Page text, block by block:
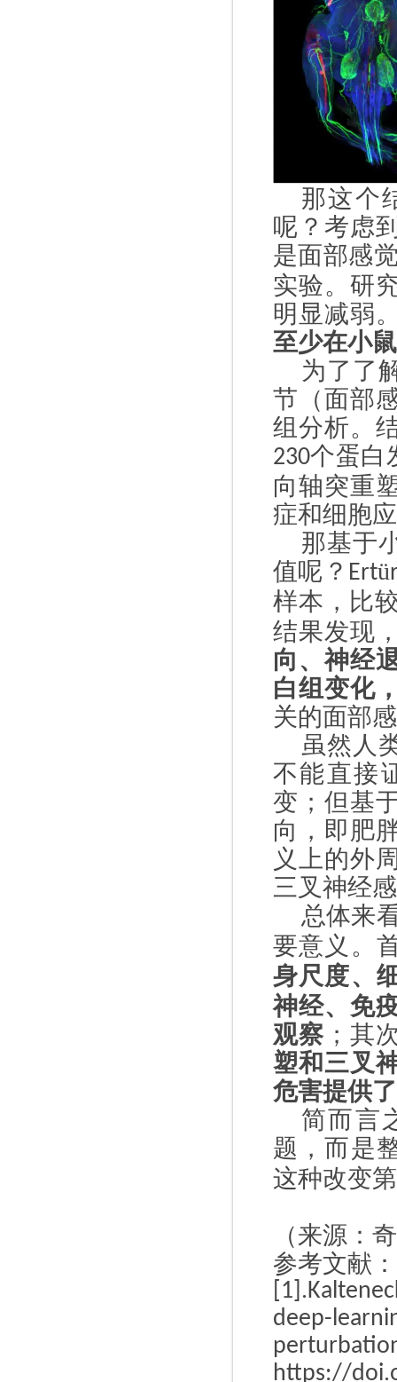
那这个
呢？考虑
是面部感
实验。研
明显减弱
至少在小
为了了
节（面部
组分析。
230个蛋白
向轴突重
症和细胞
那基于
值呢？ Ertü
样本，比
结果发现
向、神经
白组变化
关的面部
虽然人
不能直接
变；但基
向，即肥
义上的外
三叉神经
总体来
要意义。
身尺度、
神经、免
观察 ；其
塑和三叉
危害提供
简而言
题，而是
这种改变
（来源：
参考文献：
deep-
https://